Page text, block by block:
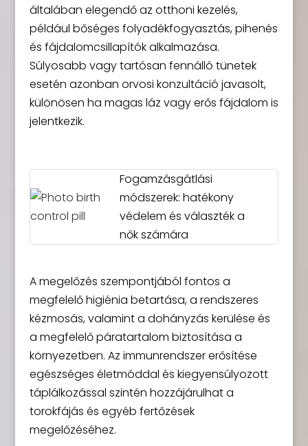
általában elegendő az otthoni kezelés,
például bőséges folyadékfogyasztás, pihenés
és fájdalomcsillapítók alkalmazása.
Súlyosabb vagy tartósan fennálló tünetek
esetén azonban orvosi konzultáció javasolt,
különösen ha magas láz vagy erős fájdalom is
jelentkezik.
Fogamzásgátlási
módszerek: hatékony
védelem és választék a
nők számára
A megelőzés szempontjából fontos a
megfelelő higiénia betartása, a rendszeres
kézmosás, valamint a dohányzás kerülése és
a megfelelő páratartalom biztosítása a
környezetben. Az immunrendszer erősítése
egészséges életmóddal és kiegyensúlyozott
táplálkozással szintén hozzájárulhat a
torokfájás és egyéb fertőzések
megelőzéséhez.